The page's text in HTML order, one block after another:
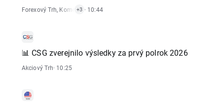
Forexový Trh, Komoditný Trh,Ekonomické Reporty
+3 · 10:44
📊 CSG zverejnilo výsledky za prvý polrok 2026
Akciový Trh· 10:25